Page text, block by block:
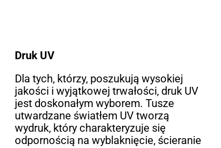
Druk UV
Dla tych, którzy, poszukują wysokiej
jakości i wyjątkowej trwałości, druk UV
jest doskonałym wyborem. Tusze
utwardzane światłem UV tworzą
wydruk, który charakteryzuje się
odpornością na wyblaknięcie, ścieranie